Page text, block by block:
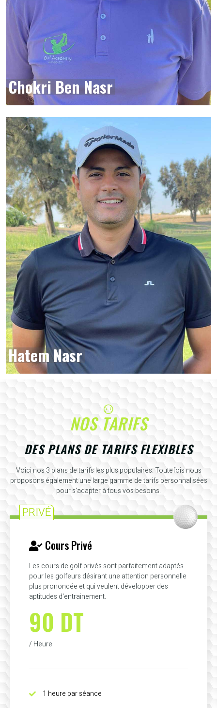
Chokri Ben Nasr
Hatem Nasr
NOS TARIFS
DES PLANS DE TARIFS FLEXIBLES
Voici nos 3 plans de tarifs les plus populaires. Toutefois nous
proposons également une large gamme de tarifs personnalisées
pour s'adapter à tous vos besoins.
PRIVÉ
Cours Privé
Les cours de golf privés sont parfaitement adaptés
pour les golfeurs désirant une attention personnelle
plus prononcée et qui veulent développer des
aptitudes d'entrainement.
90 DT
/ Heure
1 heure par séance